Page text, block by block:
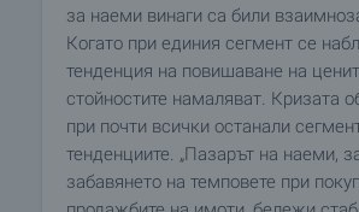
за наеми винаги са били
Когато при единия сегмент се
тенденция на повишаване на
стойностите намаляват. Кризата
при почти всички останали
тенденциите. „Пазарът на наеми,
забавянето на темповете при